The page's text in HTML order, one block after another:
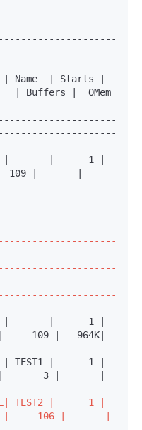
| Starts |
| Buffers |  OMem
|       |      1 |
109 |       |
|       |      1 |
109 |   964K|
TEST1 |      1 |
|       3 |       |
TEST2 |      1 |
|     106 |       |